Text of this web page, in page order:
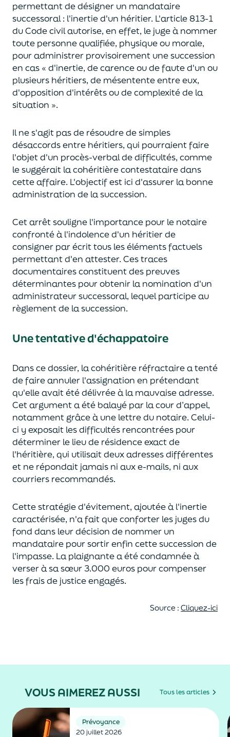
permettant de désigner un mandataire
successoral: l'inertie d'un héritier. L'article 813-1
du Code civil autorise, en effet, le juge à nommer
toute personne qualifiée, physique ou morale,
pour administrer provisoirement une succession
en cas « d'inertie, de carence ou de faute d'un ou
plusieurs héritiers, de mésentente entre eux,
d'opposition d'intérêts ou de complexité de la
situation ».
Il ne s'agit pas de résoudre de simples
désaccords entre héritiers, qui pourraient faire
l'objet d'un procès-verbal de difficultés, comme
le suggérait la cohéritièrecontestatairedans
cette affaire. L'objectif est ici d'assurer la bonne
administration de la succession.
Cet arrêt souligne l'importance pour le notaire
confronté à l'indolenced'un héritier de
consigner par écrit tous les éléments factuels
permettant d'en attester. Ces traces
documentaires constituent des preuves
déterminantes pour obtenir la nomination d'un
administrateur successoral, lequel participe au
règlement de la succession.
Une tentative d'échappatoire
Dansce dossier, la cohéritière réfractaire a tenté
de faire annuler l'assignation en prétendant
qu'elle avait été délivrée à la mauvaise adresse.
Cet argument a été balayé par la cour d’appel,
notamment grâce à une lettre du notaire. Celui-
ci y exposait les difficultés rencontrées pour
déterminer le lieu de résidence exact de
l'héritière, qui utilisaitdeux adresses différentes
et ne répondait jamais ni auxe-mails, ni aux
courriers recommandés.
Cette stratégie d'évitement, ajoutée à l'inertie
caractérisée, n'a fait que conforter les juges du
fond dans leur décision de nommer un
mandataire pour sortir enfin cette succession de
l'impasse. La plaignante a été condamnée à
verser à sa sœur3.000 euros pour compenser
les fraisde justiceengagés.
Source : Cliquez-ici
VOUS AIMEREZ AUSSI Tous les articles
Prévoyance
20 juillet 2026